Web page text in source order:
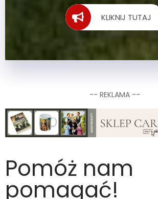
KLIKNIJ TUTAJ
-- REKLAMA --
Pomóż nam
pomagać!